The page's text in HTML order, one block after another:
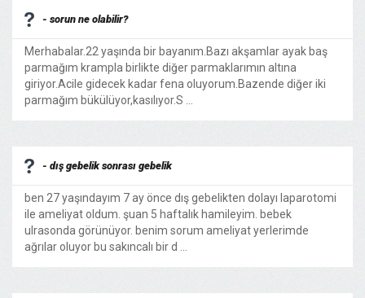
- sorun ne olabilir?
Merhabalar.22 yaşında bir bayanım.Bazı akşamlar ayak baş
parmağım krampla birlikte diğer parmaklarımın altına
giriyor.Acile gidecek kadar fena oluyorum.Bazende diğer iki
parmağım bükülüyor,kasılıyor.S ...
- dış gebelik sonrası gebelik
ben 27 yaşındayım 7 ay önce dış gebelikten dolayı laparotomi
ile ameliyat oldum. şuan 5 haftalık hamileyim. bebek
ulrasonda görünüyor. benim sorum ameliyat yerlerimde
ağrılar oluyor bu sakıncalı bir d ...